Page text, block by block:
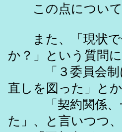
この点について
また、「現状で
か？」という質問に
「３委員会制に
直しを図った」とか
「契約関係、一
た」、と言いつつ、